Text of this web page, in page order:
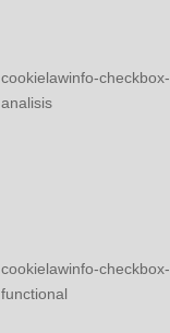
cookielawinfo-checkbox-
analisis
cookielawinfo-checkbox-
functional